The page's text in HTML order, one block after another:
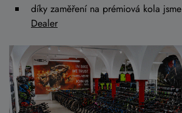
díky zaměření na prémiová kola jsme
Dealer